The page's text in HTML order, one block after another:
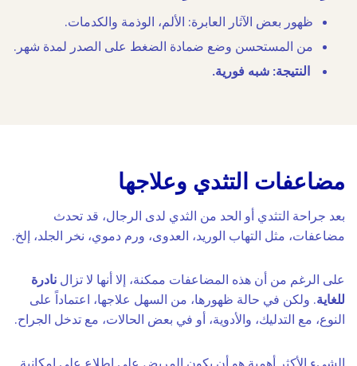
ظهور بعض الآثار العابرة: الألم، الوذمة والكدمات.
من المستحسن وضع ضمادة الضغط على الصدر لمدة شهر.
النتيجة: شبه فورية.
مضاعفات التثدي وعلاجها
بعد جراحة التثدي أو الحد من الثدي لدى الرجال، قد تحدث
مضاعفات، مثل التهاب الوريد، العدوى، ورم دموي، نخر الجلد، إلخ.
على الرغم من أن هذه المضاعفات ممكنة، إلا أنها لا تزال نادرة
للغاية. ولكن في حالة ظهورها، من السهل علاجها، اعتماداً على
النوع، مع التدليك، والأدوية، أو في بعض الحالات، مع تدخل الجراح.
الشيء الأكثر أهمية هو أن يكون المريض على إطلاع على إمكانية